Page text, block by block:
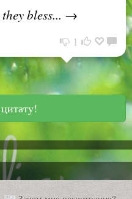
they bless... →
1